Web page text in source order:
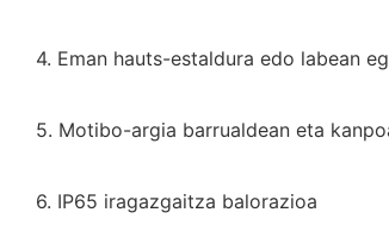
4. Eman hauts-estaldura edo labean
5. Motibo-argia barrualdean eta
6. IP65 iragazgaitza balorazioa